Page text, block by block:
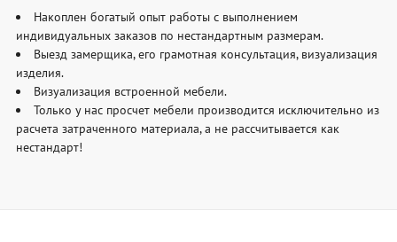
Накоплен богатый опыт работы с выполнением
индивидуальных заказов по нестандартным размерам.
Выезд замерщика, его грамотная консультация, визуализация
изделия.
Визуализация встроенной мебели.
Только у нас просчет мебели производится исключительно из
расчета затраченного материала, а не рассчитывается как
нестандарт!